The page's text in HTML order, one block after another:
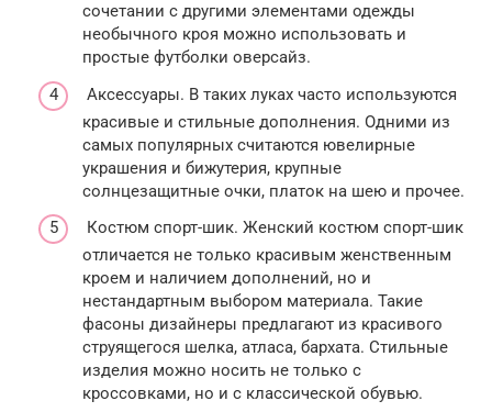
сочетании с другими элементами одежды
необычного кроя можно использовать и
простые футболки оверсайз.
Аксессуары. В таких луках часто используются
красивые и стильные дополнения. Одними из
самых популярных считаются ювелирные
украшения и бижутерия, крупные
солнцезащитные очки, платок на шею и прочее.
Костюм спорт-шик. Женский костюм спорт-шик
отличается не только красивым женственным
кроем и наличием дополнений, но и
нестандартным выбором материала. Такие
фасоны дизайнеры предлагают из красивого
струящегося шелка, атласа, бархата. Стильные
изделия можно носить не только с
кроссовками, но и с классической обувью.